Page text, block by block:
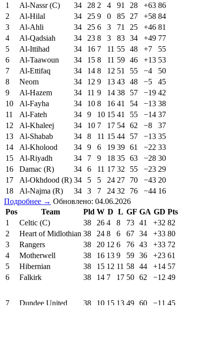
1
Al-Nassr (C) 34 28 2 4 91 28 +63 86
2
Al-Hilal 34 25 9 0 85 27 +58 84
3
Al-Ahli 34 25 6 3 71 25 +46 81
4
Al-Qadsiah 34 23 8 3 83 34 +49 77
5
Al-Ittihad 34 16 7 11 55 48 +7
55
6
Al-Taawoun 34 15 8 11 59 46 +13 53
7
Al-Ettifaq 34 14 8 12 51 55 −4
50
8
Neom 34 12 9 13 43 48 −5
45
9
Al-Hazem 34 11 9 14 38 57 −19 42
10
Al-Fayha 34 10 8 16 41 54 −13 38
11
Al-Fateh 34 9 10 15 41 55 −14 37
12
Al-Khaleej 34 10 7 17 54 62 −8
37
13
Al-Shabab 34 8 11 15 44 57 −13 35
14
Al-Kholood 34 9 6 19 39 61 −22 33
15
Al-Riyadh 34 7 9 18 35 63 −28 30
16
Damac (R) 34 6 11 17 32 55 −23 29
17
Al-Okhdood (R) 34 5 5 24 27 70 −43 20
18
Al-Najma (R) 34 3 7 24 32 76 −44 16
Подробнее → Обновлено: 04.06.2026
Pos
Team Pld W D L GF GA GD Pts
1
Celtic (C) 38 26 4 8 73 41 +32 82
2
Heart of Midlothian 38 24 8 6 67 34 +33 80
3
Rangers 38 20 12 6 76 43 +33 72
4
Motherwell 38 16 13 9 59 36 +23 61
5
Hibernian 38 15 12 11 58 44 +14 57
6
Falkirk 38 14 7 17 50 62 −12 49
7 Dundee United 38 10 15 13 49 60 −11 45